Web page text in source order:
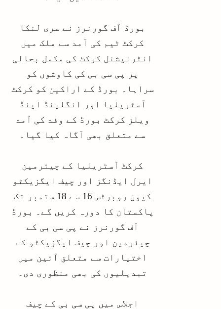
بورڈ آف گورنرز نے سری لنکا
کرکٹ ٹیم کی آمد سے ملک میں
انٹرنیشنل کرکٹ کی مکمل بحالی
پر پی سی بی کی کاوشوں کو
سراہا۔ بورڈ کے اراکین کو کرکٹ
آسٹریلیا اور انگلینڈ اینڈ
ویلز کرکٹ بورڈ کے وفد کی آمد
سے متعلق بھی آگاہ کیا گیا۔
کرکٹ آسٹریلیا کے چیئرمین
ایرل ایڈنگز اور چیف ایگزیکٹو
کیون روبرٹس 16 سے 18 ستمبر تک
پاکستان کا دورہ کریں گے۔ بورڈ
آف گورنرز نے پی سی بی کے
چیئرمین اور چیف ایگزیکٹو کے
اختیارات سے متعلق آئین میں
تبدیلیوں کی بھی منظوری دی۔
اجلاس میں پی سی بی کے چیف